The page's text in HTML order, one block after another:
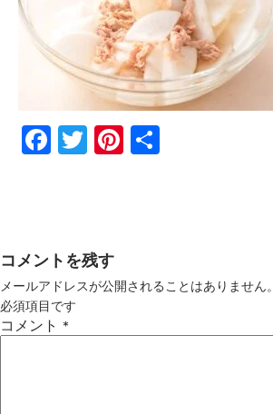
Fac
Twi
Pin
コメントを残す
メールアドレスが公開されることはありません。
必須項目です
コメント *